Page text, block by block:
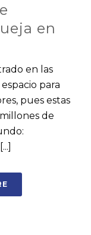
en
en las
para
pues estas
de